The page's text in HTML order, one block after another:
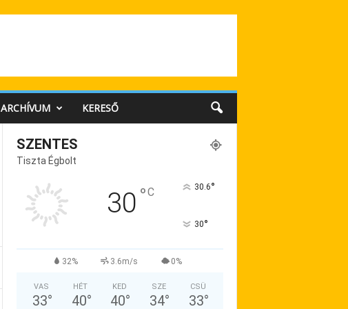
ARCHÍVUM KERESŐ
SZENTES
Tiszta Égbolt
30 °C 30.6°
30°
32% 3.6m/s 0%
VAS
33°
HÉT
40°
KED
40°
SZE
34°
CSÜ
33°